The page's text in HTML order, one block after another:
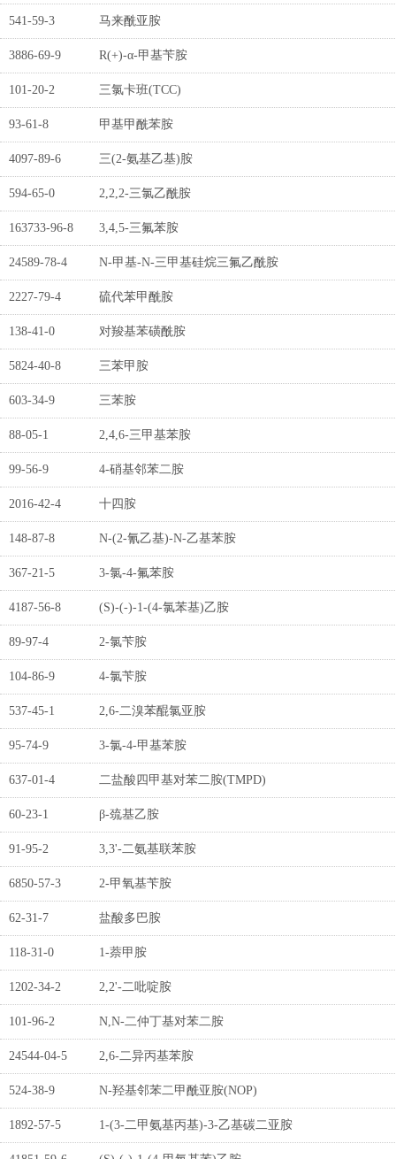
541-59-3 马来酰亚胺
3886-69-9 R(+)-α-甲基苄胺
101-20-2 三氯卡班(TCC)
93-61-8 甲基甲酰苯胺
4097-89-6 三(2-氨基乙基)胺
594-65-0 2,2,2-三氯乙酰胺
163733-96-8 3,4,5-三氟苯胺
24589-78-4 N-甲基-N-三甲基硅烷三氟乙酰胺
2227-79-4 硫代苯甲酰胺
138-41-0 对羧基苯磺酰胺
5824-40-8 三苯甲胺
603-34-9 三苯胺
88-05-1 2,4,6-三甲基苯胺
99-56-9 4-硝基邻苯二胺
2016-42-4 十四胺
148-87-8 N-(2-氰乙基)-N-乙基苯胺
367-21-5 3-氯-4-氟苯胺
4187-56-8 (S)-(-)-1-(4-氯苯基)乙胺
89-97-4 2-氯苄胺
104-86-9 4-氯苄胺
537-45-1 2,6-二溴苯醌氯亚胺
95-74-9 3-氯-4-甲基苯胺
637-01-4 二盐酸四甲基对苯二胺(TMPD)
60-23-1 β-巯基乙胺
91-95-2 3,3'-二氨基联苯胺
6850-57-3 2-甲氧基苄胺
62-31-7 盐酸多巴胺
118-31-0 1-萘甲胺
1202-34-2 2,2'-二吡啶胺
101-96-2 N,N-二仲丁基对苯二胺
24544-04-5 2,6-二异丙基苯胺
524-38-9 N-羟基邻苯二甲酰亚胺(NOP)
1892-57-5 1-(3-二甲氨基丙基)-3-乙基碳二亚胺